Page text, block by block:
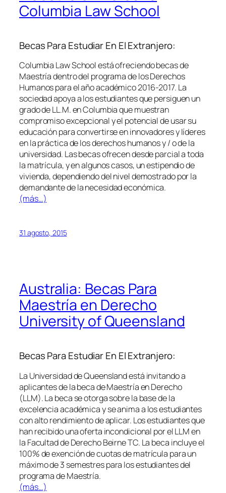
Columbia Law School
Becas Para Estudiar En El Extranjero:
Columbia Law School está ofreciendo becas de
Maestría dentro del programa de los Derechos
Humanos para el año académico 2016-2017. La
sociedad apoya a los estudiantes que persiguen un
grado de LL.M. en Columbia que muestran
compromiso excepcional y el potencial de usar su
educación para convertirse en innovadores y líderes
en la práctica de los derechos humanos y / o de la
universidad. Las becas ofrecen desde parcial a toda
la matrícula, y en algunos casos, un estipendio de
vivienda, dependiendo del nivel demostrado por la
demandante de la necesidad económica.
(más…)
31 agosto, 2015
Australia: Becas Para
Maestría en Derecho
University of Queensland
Becas Para Estudiar En El Extranjero:
La Universidad de Queensland está invitando a
aplicantes de la beca de Maestría en Derecho
(LLM). La beca se otorga sobre la base de la
excelencia académica y se anima a los estudiantes
con alto rendimiento de aplicar. Los estudiantes que
han recibido una oferta incondicional por el LLM en
la Facultad de Derecho Beirne TC. La beca incluye el
100% de exención de cuotas de matrícula para un
máximo de 3 semestres para los estudiantes del
programa de Maestría.
(más…)